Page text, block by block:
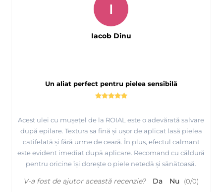
Un aliat perfect pentru pielea sensibilă
Acest ulei cu mușețel de la ROIAL este o adevărată salvare
după epilare. Textura sa fină și ușor de aplicat lasă pielea
catifelată și fără urme de ceară. În plus, efectul calmant
este evident imediat după aplicare. Recomand cu căldură
pentru oricine își dorește o piele netedă și sănătoasă.
I
Iacob Dinu
V-a fost de ajutor această recenzie? Da Nu (0/0)